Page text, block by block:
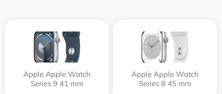
Apple Apple Watch
Series 9 41 mm
Apple Apple Watch
Series 8 45 mm